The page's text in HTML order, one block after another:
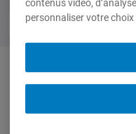
Auteurs-trices
contenus vidéo,
personnaliser votre choix